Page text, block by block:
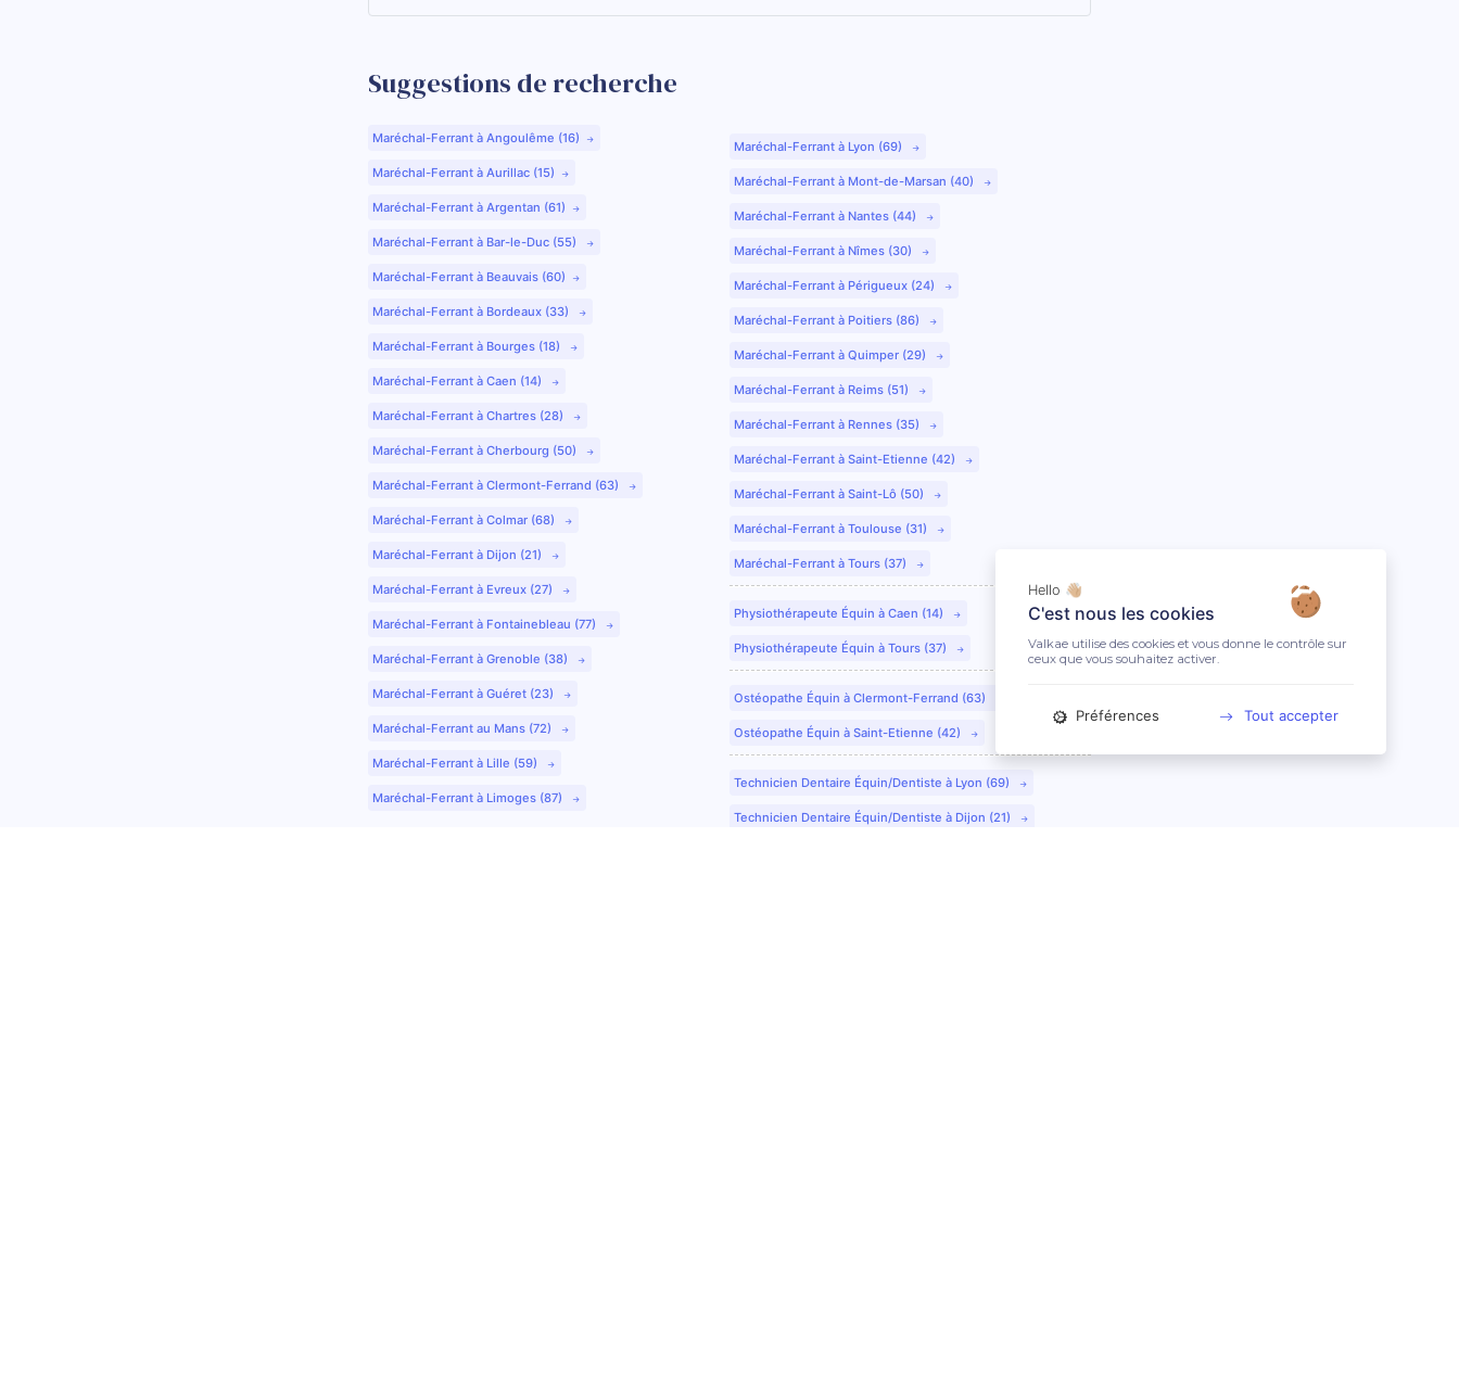
Suggestions de recherche
Maréchal-Ferrant à Angoulême (16)
Maréchal-Ferrant à Aurillac (15)
Maréchal-Ferrant à Argentan (61)
Maréchal-Ferrant à Bar-le-Duc (55)
Maréchal-Ferrant à Beauvais (60)
Maréchal-Ferrant à Bordeaux (33)
Maréchal-Ferrant à Bourges (18)
Maréchal-Ferrant à Caen (14)
Maréchal-Ferrant à Chartres (28)
Maréchal-Ferrant à Cherbourg (50)
Maréchal-Ferrant à Clermont-Ferrand (63)
Maréchal-Ferrant à Colmar (68)
Maréchal-Ferrant à Dijon (21)
Maréchal-Ferrant à Evreux (27)
Maréchal-Ferrant à Fontainebleau (77)
Maréchal-Ferrant à Grenoble (38)
Maréchal-Ferrant à Guéret (23)
Maréchal-Ferrant au Mans (72)
Maréchal-Ferrant à Lille (59)
Maréchal-Ferrant à Limoges (87)
Maréchal-Ferrant à Lyon (69)
Maréchal-Ferrant à Mont-de-Marsan (40)
Maréchal-Ferrant à Nantes (44)
Maréchal-Ferrant à Nîmes (30)
Maréchal-Ferrant à Périgueux (24)
Maréchal-Ferrant à Poitiers (86)
Maréchal-Ferrant à Quimper (29)
Maréchal-Ferrant à Reims (51)
Maréchal-Ferrant à Rennes (35)
Maréchal-Ferrant à Saint-Etienne (42)
Maréchal-Ferrant à Saint-Lô (50)
Maréchal-Ferrant à Toulouse (31)
Maréchal-Ferrant à Tours (37)
Physiothérapeute Équin à Caen (14)
Physiothérapeute Équin à Tours (37)
Ostéopathe Équin à Clermont-Ferrand (63)
Ostéopathe Équin à Saint-Etienne (42)
Technicien Dentaire Équin/Dentiste à Lyon (69)
Technicien Dentaire Équin/Dentiste à Dijon (21)
Hello 👋🏼
C'est nous les cookies
Valkae utilise des cookies et vous donne le contrôle sur
ceux que vous souhaitez activer.
Préférences Tout accepter